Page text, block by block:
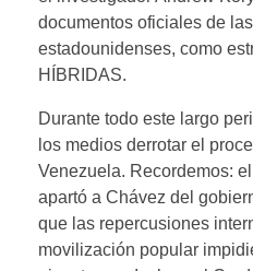
documentos oficiales de
estadounidenses, como
HÍBRIDAS.
Durante todo este largo
los medios derrotar el
Venezuela. Recordemos:
apartó a Chávez del
que las repercusiones
movilización popular